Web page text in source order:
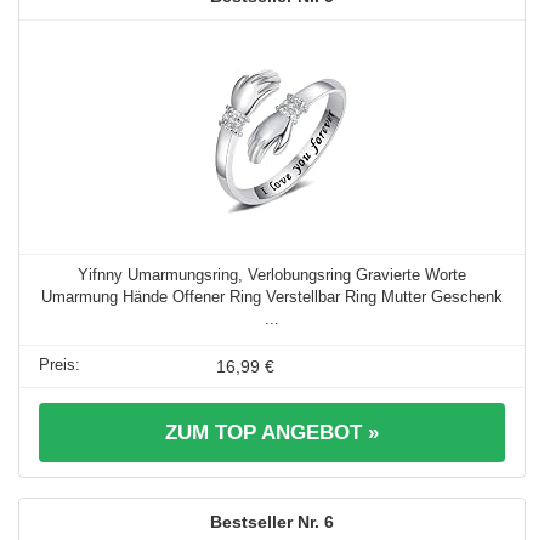
Yifnny Umarmungsring, Verlobungsring Gravierte Worte
Umarmung Hände Offener Ring Verstellbar Ring Mutter Geschenk
...
16,99 €
ZUM TOP ANGEBOT »
6